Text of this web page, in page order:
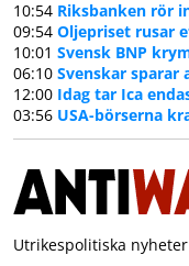
10:54 Riksbanken rör
09:54 Oljepriset rusar
10:01 Svensk BNP
06:10 Svenskar sparar
12:00 Idag tar Ica
03:56 USA-börserna
Utrikespolitiska